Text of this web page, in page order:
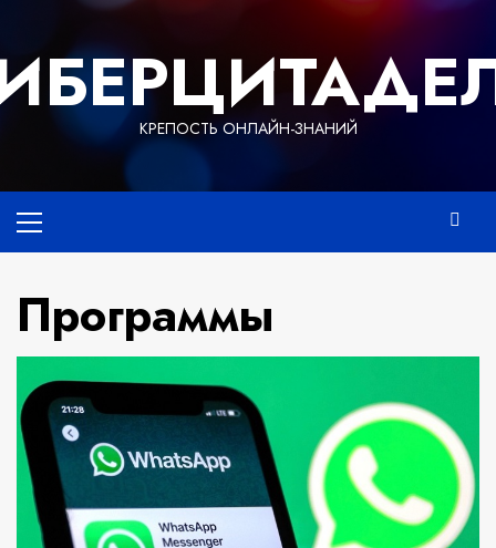
содержимому
КРЕПОСТЬ ОНЛАЙН-ЗНАНИЙ
меню
Программы